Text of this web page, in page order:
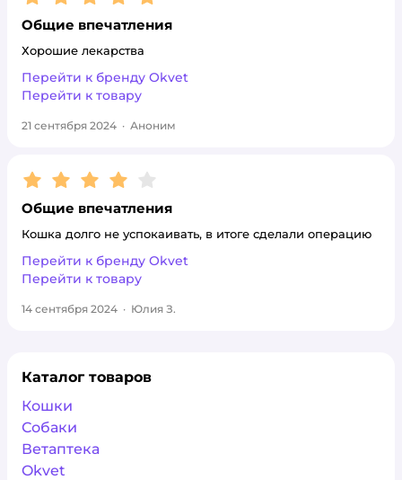
Общие впечатления
Хорошие лекарства
Перейти к бренду Okvet
Перейти к товару
21 сентября 2024 · Аноним
Рейтинг:4
Общие впечатления
Кошка долго не успокаивать, в итоге сделали операцию
Перейти к бренду Okvet
Перейти к товару
14 сентября 2024 · Юлия З.
Каталог товаров
Кошки
Собаки
Ветаптека
Okvet